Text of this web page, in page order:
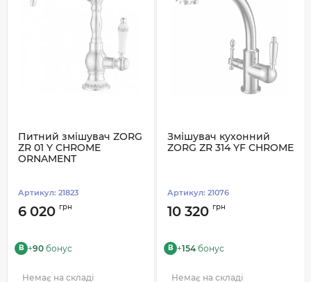
Питний змішувач ZORG
ZR 01 Y CHROME
ORNAMENT
Артикул: 21823
6 020 грн
B +90 бонус
Немає на складі
Змішувач кухонний
ZORG ZR 314 YF CHROME
Артикул: 21076
10 320 грн
B +154 бонус
Немає на складі